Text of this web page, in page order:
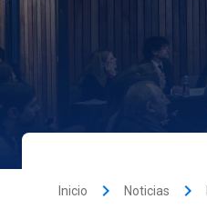
Inicio keyboard_arrow_right Noticias keyboard_arrow_right